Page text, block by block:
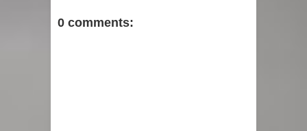
0 comments: